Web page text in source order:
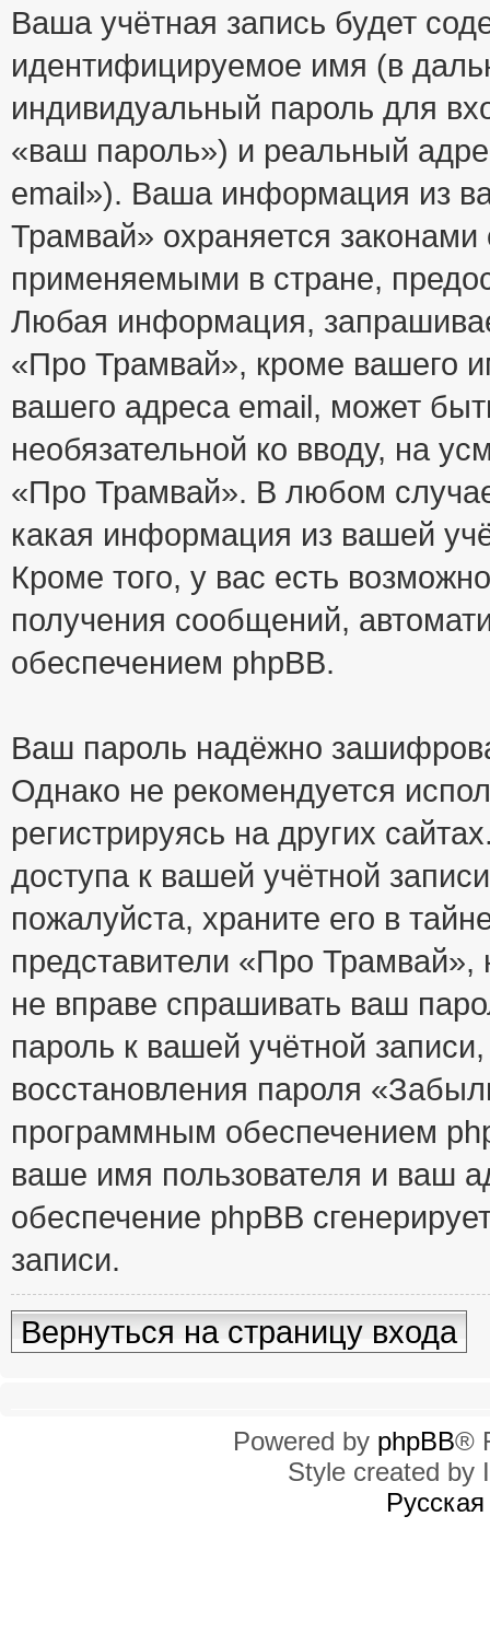
Ваша учётная запись будет
идентифицируемое имя (в
индивидуальный пароль для
«ваш пароль») и реальный
email»). Ваша информация из
Трамвай» охраняется
применяемыми в стране,
Любая информация,
«Про Трамвай», кроме вашего
вашего адреса email, может
необязательной ко вводу, на
«Про Трамвай». В любом
какая информация из вашей
Кроме того, у вас есть
получения сообщений,
обеспечением phpBB.
Ваш пароль надёжно
Однако не рекомендуется
регистрируясь на других
доступа к вашей учётной
пожалуйста, храните его в
представители «Про Трамвай»,
не вправе спрашивать ваш
пароль к вашей учётной
восстановления пароля
программным обеспечением
ваше имя пользователя и ваш
обеспечение phpBB
записи.
Вернуться на страницу входа
Powered by phpBB®
Style created by